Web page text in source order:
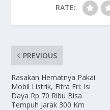
RATE:
PREVIOUS
Rasakan Hematnya Pakai
Mobil Listrik, Fitra Eri: Isi
Daya Rp 70 Ribu Bisa
Tempuh Jarak 300 Km